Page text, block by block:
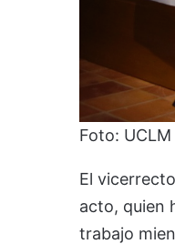
Foto: UCLM
El
acto, quien
trabajo